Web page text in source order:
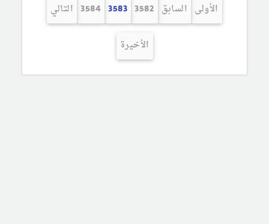
الأولى السابق 3582
3583
3584 التالي
الأخيرة